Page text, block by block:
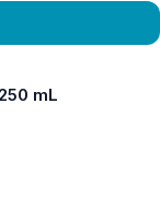
mL